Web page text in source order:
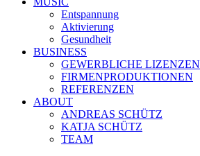
Entspannung
Aktivierung
Gesundheit
BUSINESS
GEWERBLICHE LIZENZEN
FIRMENPRODUKTIONEN
REFERENZEN
ABOUT
ANDREAS SCHÜTZ
KATJA SCHÜTZ
TEAM